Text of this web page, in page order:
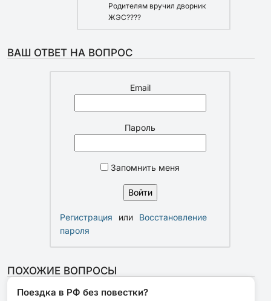
Родителям вручил дворник
ЖЭС????
ВАШ ОТВЕТ НА ВОПРОС
Email
Пароль
Запомнить меня
Регистрация или
Восстановление
пароля
ПОХОЖИЕ ВОПРОСЫ
Поездка в РФ без повестки?